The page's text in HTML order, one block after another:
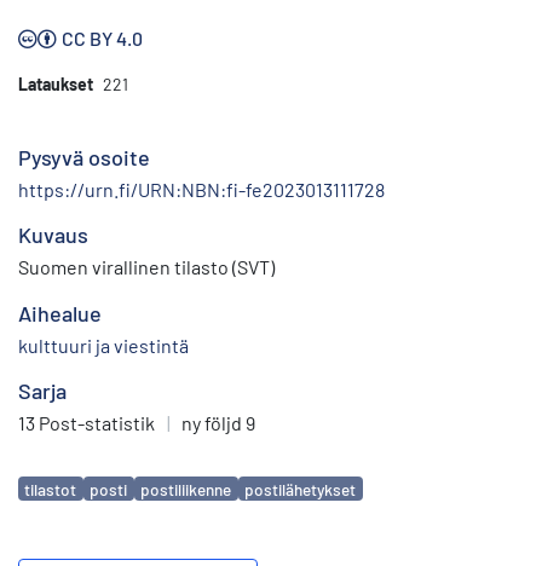
CC BY 4.0
Lataukset 221
Pysyvä osoite
https://urn.fi/URN:NBN:fi-fe2023013111728
Kuvaus
Suomen virallinen tilasto (SVT)
Aihealue
kulttuuri ja viestintä
Sarja
13 Post-statistik | ny följd 9
Avainsanat
tilastot posti postiliikenne postilähetykset